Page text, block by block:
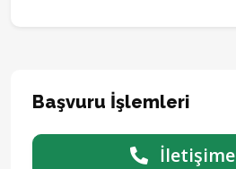
Başvuru İşlemleri
İletişime